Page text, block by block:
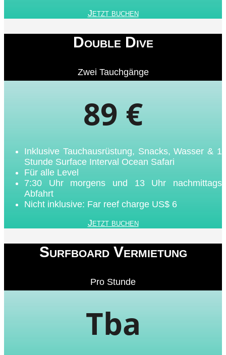
Jetzt buchen
Double Dive
Zwei Tauchgänge
89 €
Inklusive Tauchausrüstung, Snacks, Wasser & 1
Stunde Surface Interval Ocean Safari
Für alle Level
7:30 Uhr morgens und 13 Uhr nachmittags
Abfahrt
Nicht inklusive: Far reef charge US$ 6
Jetzt buchen
Surfboard Vermietung
Pro Stunde
Tba